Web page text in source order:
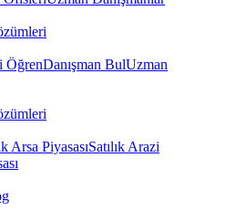
ÖğrenDanışman BulUzman
Arsa PiyasasıSatılık Arazi